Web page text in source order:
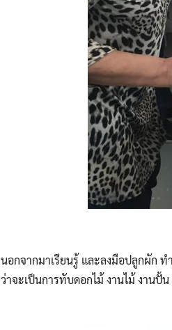
นอกจากมาเรียนรู้ และลงมือปลูกผัก
ว่าจะเป็นการทับดอกไม้ งานไม้ งาน